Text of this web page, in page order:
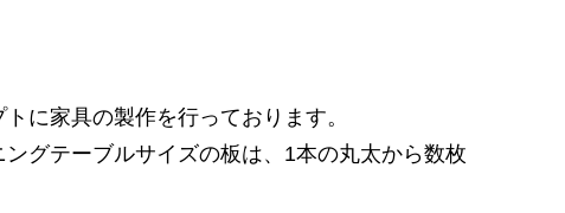
に家具の製作を行っております。
グテーブルサイズの板は、1本の丸太から数枚